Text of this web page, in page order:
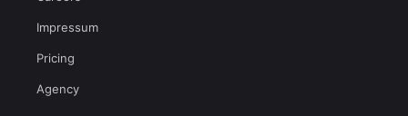
Impressum
Pricing
Agency